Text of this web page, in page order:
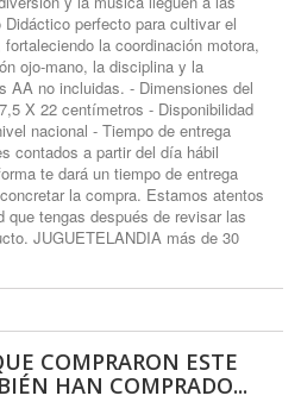
perfecto para cultivar el
la coordinación motora,
ojo-mano, la disciplina y la
AA no incluidas. - Dimensiones del
X 22 centímetros - Disponibilidad
nacional - Tiempo de entrega
contados a partir del día hábil
te dará un tiempo de entrega
la compra. Estamos atentos
que tengas después de revisar las
JUGUETELANDIA más de 30
COMPRARON ESTE
HAN COMPRADO...